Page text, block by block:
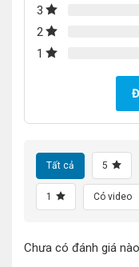
3
2
1
Tất cả 5
1 Có video
Chưa có đánh giá